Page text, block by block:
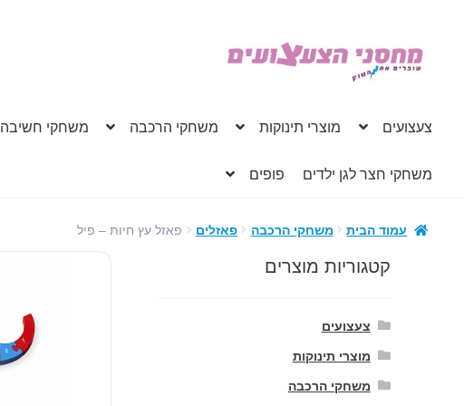
דלג
לניווט
לדלג
לתוכן
צעצועים מוצרי תינוקות משחקי הרכבה משחקי חשיבה
משחקי חצר לגן ילדים פופים
עמוד הבית משחקי הרכבה פאזלים פאזל עץ חיות – פיל
קטגוריות מוצרים
צעצועים
מוצרי תינוקות
משחקי הרכבה